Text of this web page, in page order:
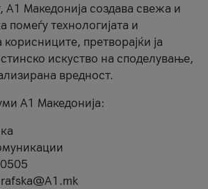
А1 Македонија создава свежа и
помеѓу технологијата и
корисниците, претворајќи ја
искуство на споделување,
вредност.
А1 Македонија: